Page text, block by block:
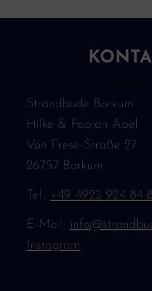
Strandbude Borkum
Hilke & Fabian Abel
Von Frese-Straße 27
26757 Borkum
Tel.: +49 4922 924 84
E-Mail:
Instagram